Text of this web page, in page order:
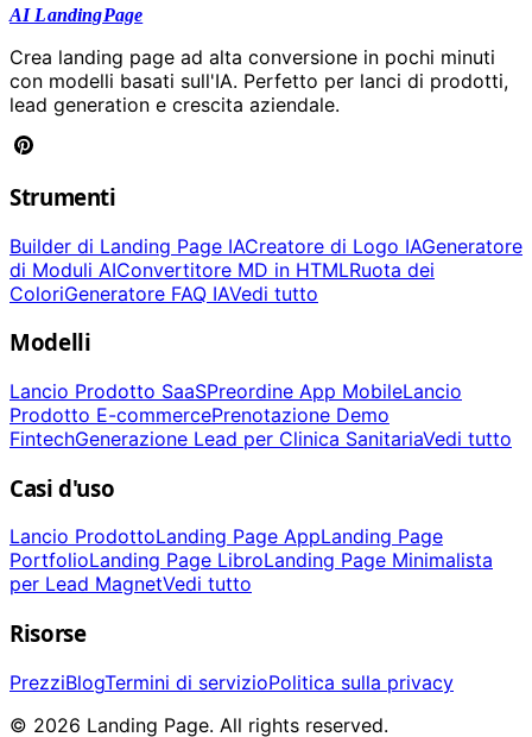
AI LandingPage
Crea landing page ad alta conversione in pochi minuti
con modelli basati sull'IA. Perfetto per lanci di prodotti,
lead generation e crescita aziendale.
Strumenti
Builder di Landing Page IACreatore di Logo IAGeneratore
di Moduli AIConvertitore MD in HTMLRuota dei
ColoriGeneratore FAQ IAVedi tutto
Modelli
Lancio Prodotto SaaSPreordine App MobileLancio
Prodotto E-commercePrenotazione Demo
FintechGenerazione Lead per Clinica SanitariaVedi tutto
Casi d'uso
Lancio ProdottoLanding Page AppLanding Page
PortfolioLanding Page LibroLanding Page Minimalista
per Lead MagnetVedi tutto
Risorse
PrezziBlogTermini di servizioPolitica sulla privacy
© 2026 Landing Page. All rights reserved.